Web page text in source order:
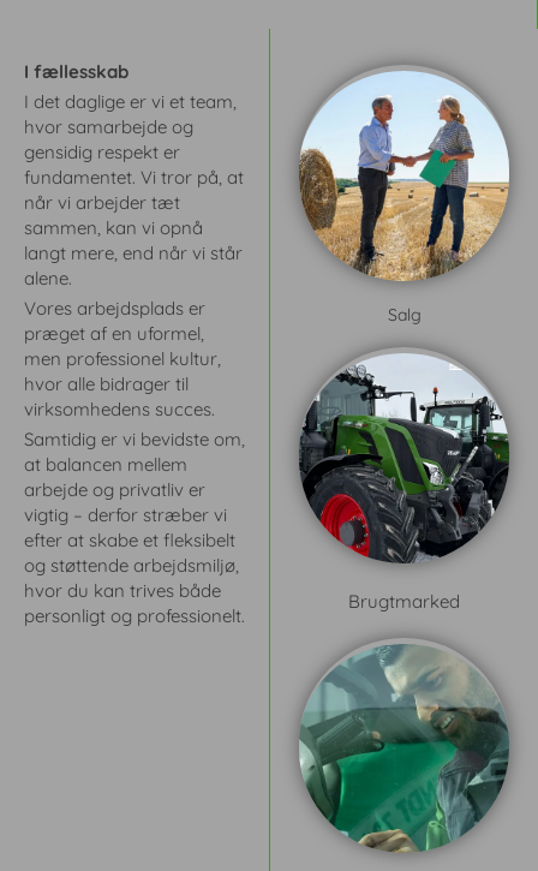
n
g
d
e
s
e
n
e
t
e
å
r
o
g
v
h
a
r
n
g
d
e
s
e
n
e
t
e
å
r
o
g
v
h
a
r
I fællesskab
I det daglige er vi et team,
hvor samarbejde og
gensidig respekt er
fundamentet. Vi tror på, at
når vi arbejder tæt
sammen, kan vi opnå
langt mere, end når vi står
alene.
Vores arbejdsplads er
præget af en uformel,
men professionel kultur,
hvor alle bidrager til
virksomhedens succes.
Samtidig er vi bevidste om,
at balancen mellem
arbejde og privatliv er
vigtig – derfor stræber vi
efter at skabe et fleksibelt
og støttende arbejdsmiljø,
hvor du kan trives både
personligt og professionelt.
Salg
Brugtmarked